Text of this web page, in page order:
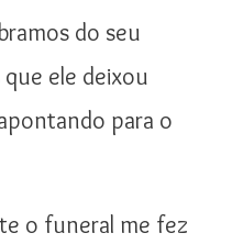
do seu
ele deixou
para o
o funeral me fez